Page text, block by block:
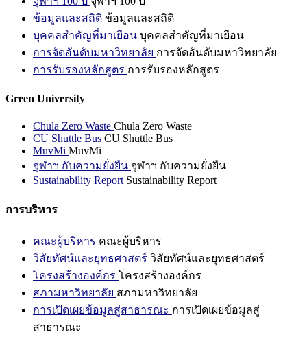
ข้อมูลและสถิติ ข้อมูลและสถิติ
บุคคลสำคัญที่มาเยือน บุคคลสำคัญที่มาเยือน
การจัดอันดับมหาวิทยาลัย การจัดอันดับมหาวิทยาลัย
การรับรองหลักสูตร การรับรองหลักสูตร
Green University
Chula Zero Waste Chula Zero Waste
CU Shuttle Bus CU Shuttle Bus
MuvMi MuvMi
จุฬาฯ กับความยั่งยืน จุฬาฯ กับความยั่งยืน
Sustainability Report Sustainability Report
การบริหาร
คณะผู้บริหาร คณะผู้บริหาร
วิสัยทัศน์และยุทธศาสตร์ วิสัยทัศน์และยุทธศาสตร์
โครงสร้างองค์กร โครงสร้างองค์กร
สภามหาวิทยาลัย สภามหาวิทยาลัย
การเปิดเผยข้อมูลสู่สาธารณะ การเปิดเผยข้อมูลสู่
สาธารณะ